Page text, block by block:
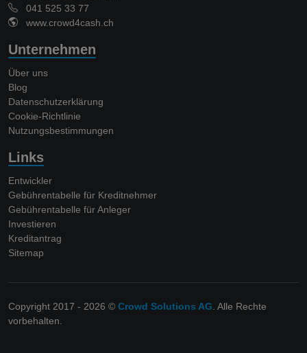
041 525 33 77
www.crowd4cash.ch
Unternehmen
Über uns
Blog
Datenschutzerklärung
Cookie-Richtlinie
Nutzungsbestimmungen
Links
Entwickler
Gebührentabelle für Kreditnehmer
Gebührentabelle für Anleger
Investieren
Kreditantrag
Sitemap
Copyright 2017 - 2026 © Crowd Solutions AG . Alle Rechte
vorbehalten.